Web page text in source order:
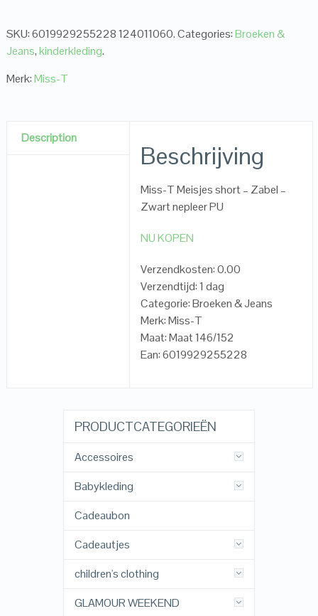
SKU:6019929255228 124011060.Categories:Broeken &
Jeans,kinderkleding.
Merk:Miss-T
Description
Beschrijving
Miss-T Meisjes short – Zabel –
Zwart nepleer PU
NU KOPEN
Verzendkosten: 0.00
Verzendtijd: 1 dag
Categorie: Broeken & Jeans
Merk: Miss-T
Maat: Maat 146/152
Ean: 6019929255228
PRODUCTCATEGORIEËN
Accessoires
Babykleding
Cadeaubon
Cadeautjes
children's clothing
GLAMOUR WEEKEND